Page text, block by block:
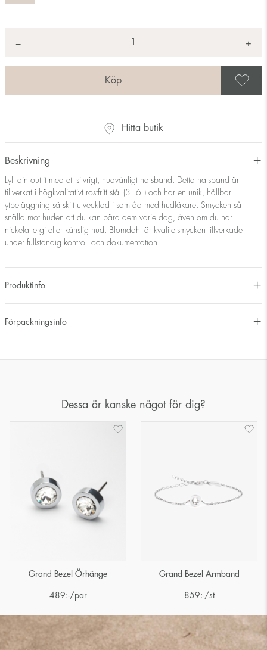
− +
Hitta butik
Beskrivning
Lyft din outfit med ett silvrigt, hudvänligt halsband. Detta halsband är
tillverkat i högkvalitativt rostfritt stål (316L) och har en unik, hållbar
ytbeläggning särskilt utvecklad i samråd med hudläkare. Smycken så
snälla mot huden att du kan bära dem varje dag, även om du har
nickelallergi eller känslig hud. Blomdahl är kvalitetsmycken tillverkade
under fullständig kontroll och dokumentation.
Produktinfo
Förpackningsinfo
Dessa är kanske något för dig?
Grand Bezel Örhänge
489:-/par
Grand Bezel Armband
859:-/st